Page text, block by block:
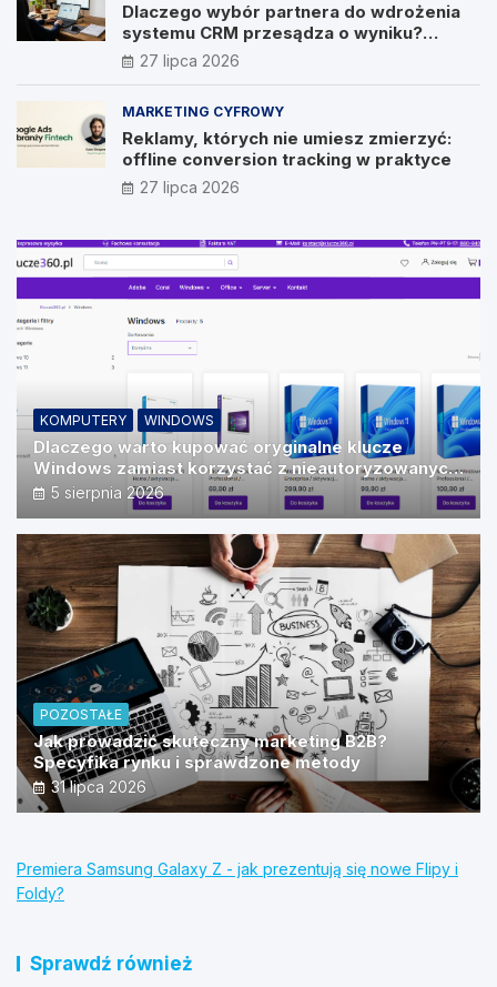
Dlaczego wybór partnera do wdrożenia
systemu CRM przesądza o wyniku?
Wywiad z Pawłem Prymakowskim, CEO IT
Vision
27 lipca 2026
MARKETING CYFROWY
Reklamy, których nie umiesz zmierzyć:
offline conversion tracking w praktyce
27 lipca 2026
KOMPUTERY WINDOWS
Dlaczego warto kupować oryginalne klucze
Windows zamiast korzystać z nieautoryzowanych
źródeł?
5 sierpnia 2026
POZOSTAŁE
Jak prowadzić skuteczny marketing B2B?
Specyfika rynku i sprawdzone metody
31 lipca 2026
Premiera Samsung Galaxy Z - jak prezentują się nowe Flipy i
Foldy?
Sprawdź również